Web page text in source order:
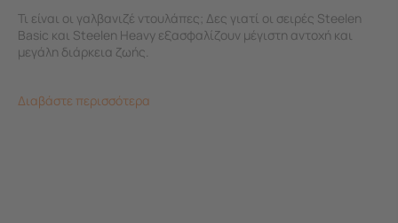
Τι είναι οι γαλβανιζέ ντουλάπες; Δες γιατί οι σειρές Steelen
Basic και Steelen Heavy εξασφαλίζουν μέγιστη αντοχή και
μεγάλη διάρκεια ζωής.
Διαβάστε περισσότερα